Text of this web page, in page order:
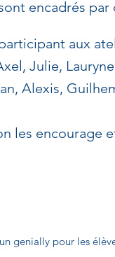
encadrés
aux
Julie,
Alexis,
les encourage
genially pour les